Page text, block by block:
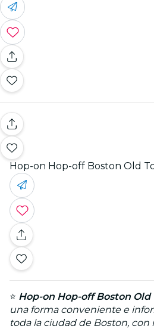
Hop-on Hop-off Boston Old
⭐ Hop-on Hop-off Boston Old
una forma conveniente e
toda la ciudad de Boston, con